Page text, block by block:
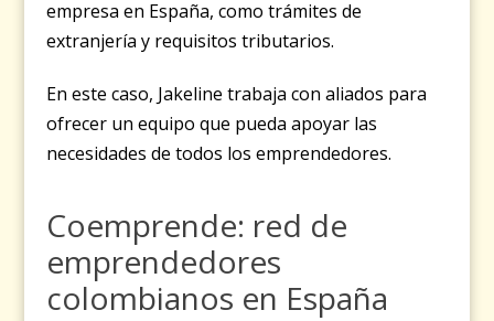
empresa en España, como trámites de
extranjería y requisitos tributarios.
En este caso, Jakeline trabaja con aliados para
ofrecer un equipo que pueda apoyar las
necesidades de todos los emprendedores.
Coemprende: red de
emprendedores
colombianos en España